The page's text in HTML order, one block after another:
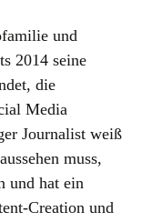
und
2014 seine
die
Media
Journalist weiß
muss,
und hat ein
Creation und